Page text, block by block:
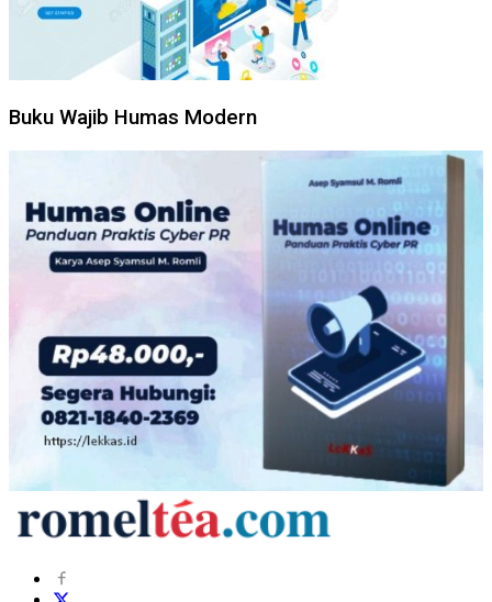
Buku Wajib Humas Modern